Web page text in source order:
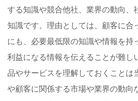
する知識や競合他社、業界の動向、
知識です。理由としては、顧客に合
にも、必要最低限の知識や情報を持
利益になる情報を伝えることが難し
品やサービスを理解しておくことは
や顧客に関係する市場や業界の動向